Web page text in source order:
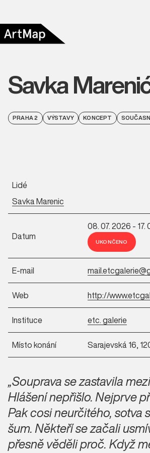
Savka
PRAHA 2 VÝSTAVY KONCEPT
Lidé
Savka Marenic
Datum
08. 07. 2026 - 17.
UKONČENO
E-mail
Web http://
Instituce etc. galerie
Místo konání Sarajevská 16,
„Souprava se zastavila
Hlášení nepřišlo. Nejprve
Pak cosi neurčitého, sotva
šum. Někteří se začali
přesně věděli proč. Když